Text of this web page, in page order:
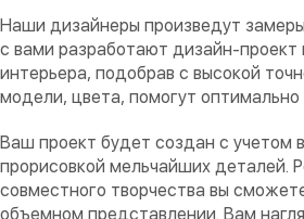
Наши дизайнеры произведут
с вами разработают дизайн-
интерьера, подобрав с высокой
модели, цвета, помогут
Ваш проект будет создан с учетом
прорисовкой мельчайших деталей.
совместного творчества вы
объемном представлении. Вам